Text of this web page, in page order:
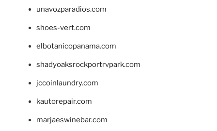
unavozparadios.com
shoes-vert.com
elbotanicopanama.com
shadyoaksrockportrvpark.com
jccoinlaundry.com
kautorepair.com
marjaeswinebar.com